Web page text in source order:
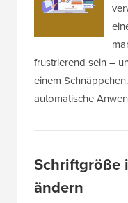
frustrierend sein –
einem
automatische
Schriftgröße
ändern